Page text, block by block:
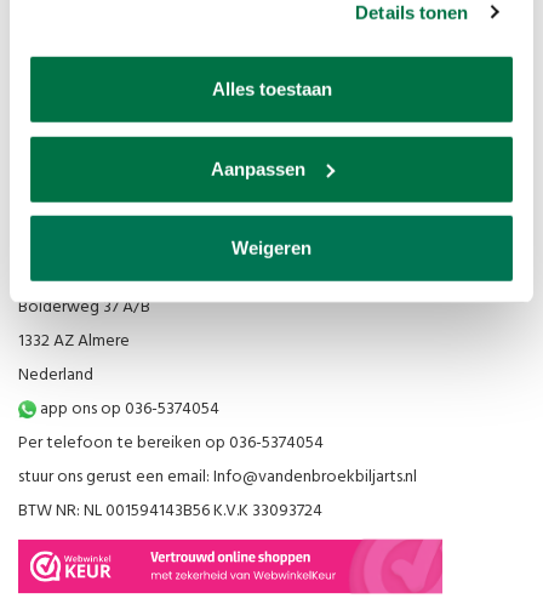
Details tonen
Alles toestaan
Aanpassen
Weigeren
Van den Broek Biljarts staat voor kwaliteit, vakmanschap en service.
Van den Broek Biljarts
Bolderweg 37 A/B
1332 AZ Almere
Nederland
app ons op 036-5374054
Per telefoon te bereiken op 036-5374054
stuur ons gerust een email:Info@vandenbroekbiljarts.nl
BTW NR: NL 001594143B56 K.V.K 33093724